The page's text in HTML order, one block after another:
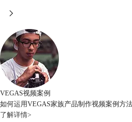
VEGAS视频案例
如何运用VEGAS家族产品制作视频案例方法
了解详情>